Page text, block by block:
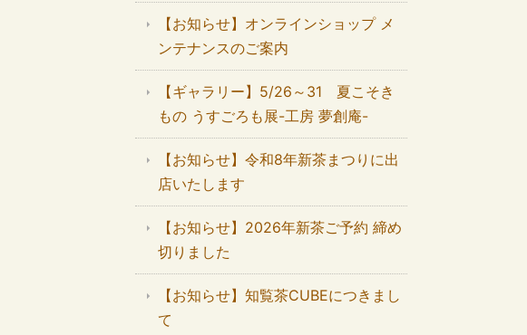
【お知らせ】オンラインショップ メ
ンテナンスのご案内
【ギャラリー】5/26～31 夏こそき
もの うすごろも展-工房 夢創庵-
【お知らせ】令和8年新茶まつりに出
店いたします
【お知らせ】2026年新茶ご予約 締め
切りました
【お知らせ】知覧茶CUBEにつきまし
て